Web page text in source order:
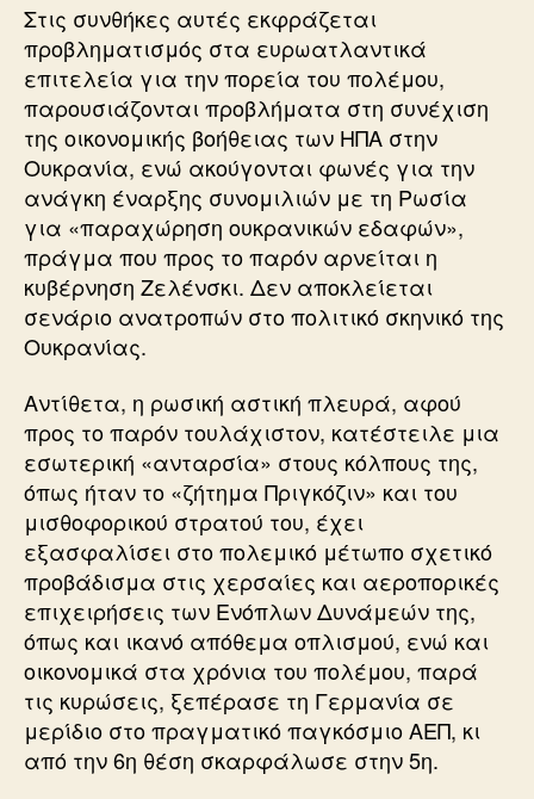
Στις συνθήκες αυτές εκφράζεται
προβληματισμός στα ευρωατλαντικά
επιτελεία για την πορεία του πολέμου,
παρουσιάζονται προβλήματα στη συνέχιση
της οικονομικής βοήθειας των ΗΠΑ στην
Ουκρανία, ενώ ακούγονται φωνές για την
ανάγκη έναρξης συνομιλιών με τη Ρωσία
για «παραχώρηση ουκρανικών εδαφών»,
πράγμα που προς το παρόν αρνείται η
κυβέρνηση Ζελένσκι. Δεν αποκλείεται
σενάριο ανατροπών στο πολιτικό σκηνικό της
Ουκρανίας.
Αντίθετα, η ρωσική αστική πλευρά, αφού
προς το παρόν τουλάχιστον, κατέστειλε μια
εσωτερική «ανταρσία» στους κόλπους της,
όπως ήταν το «ζήτημα Πριγκόζιν» και του
μισθοφορικού στρατού του, έχει
εξασφαλίσει στο πολεμικό μέτωπο σχετικό
προβάδισμα στις χερσαίες και αεροπορικές
επιχειρήσεις των Ενόπλων Δυνάμεών της,
όπως και ικανό απόθεμα οπλισμού, ενώ και
οικονομικά στα χρόνια του πολέμου, παρά
τις κυρώσεις, ξεπέρασε τη Γερμανία σε
μερίδιο στο πραγματικό παγκόσμιο ΑΕΠ, κι
από την 6η θέση σκαρφάλωσε στην 5η.